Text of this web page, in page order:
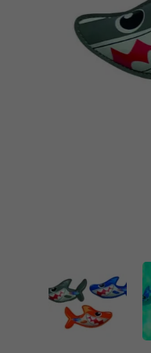
Spa-producten
Spellen & Fun